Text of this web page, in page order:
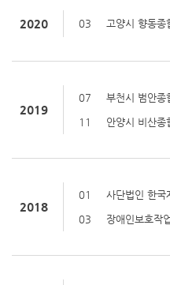
2020 03 고양시 향동종
2019
07 부천시 범안종
11 안양시 비산종
2018
01 사단법인 한국
03 장애인보호작